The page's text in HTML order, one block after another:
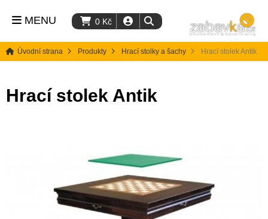
0 Kč
MENU
Úvodní strana Produkty Hrací stolky a šachy Hrací stolek Antik
Hrací stolek Antik